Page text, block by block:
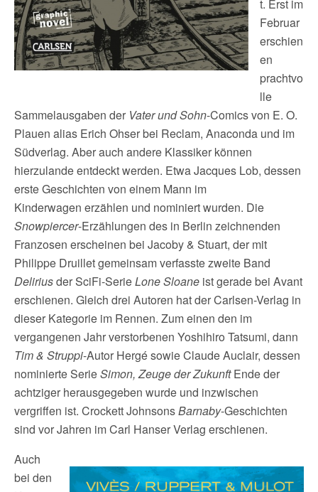
t. Erst im
Februar
erschien
en
prachtvo
lle
Sammelausgaben der Vater und Sohn-Comics von E. O.
Plauen alias Erich Ohser bei Reclam, Anaconda und im
Südverlag. Aber auch andere Klassiker können
hierzulande entdeckt werden. Etwa Jacques Lob, dessen
erste Geschichten von einem Mann im
Kinderwagen erzählen und nominiert wurden. Die
Snowpiercer-Erzählungen des in Berlin zeichnenden
Franzosen erscheinen bei Jacoby & Stuart, der mit
Philippe Druillet gemeinsam verfasste zweite Band
Deliriusder SciFi-SerieLone Sloane ist gerade bei Avant
erschienen. Gleich drei Autoren hat der Carlsen-Verlag in
dieser Kategorie im Rennen. Zum einen den im
vergangenen Jahr verstorbenen Yoshihiro Tatsumi, dann
Tim & Struppi-Autor Hergé sowie Claude Auclair, dessen
nominierte SerieSimon, Zeuge der ZukunftEnde der
achtziger herausgegeben wurde und inzwischen
vergriffen ist. Crockett JohnsonsBarnaby-Geschichten
sind vor Jahren im Carl Hanser Verlag erschienen.
Auch
bei den